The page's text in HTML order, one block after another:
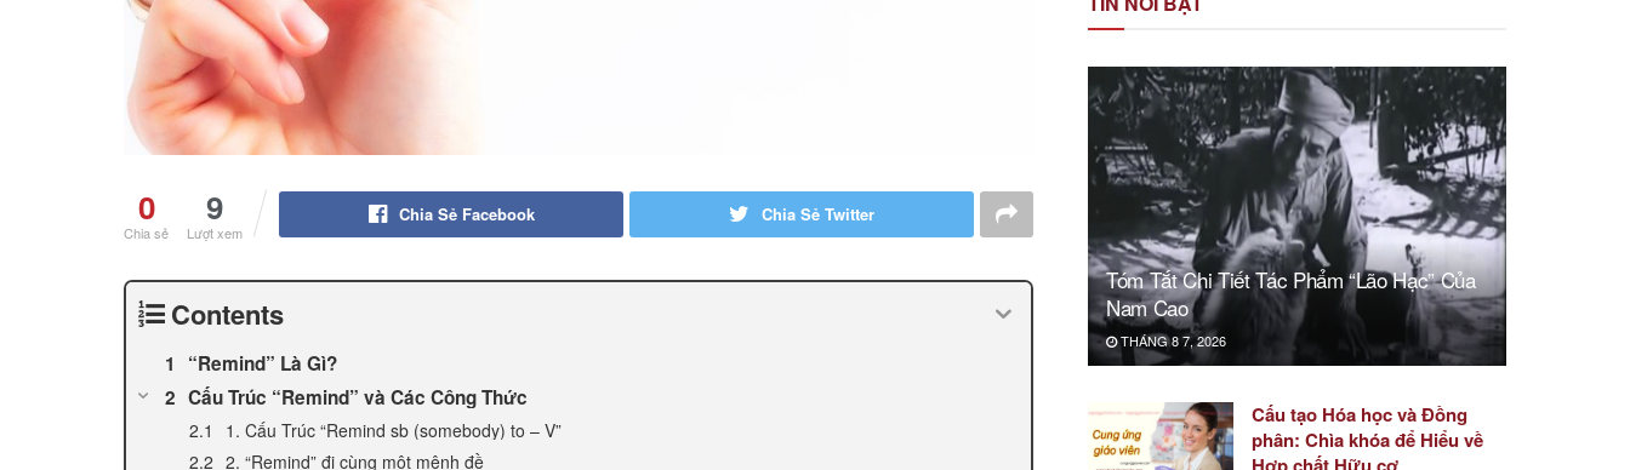
0
Chia sẻ
9
Lượt xem
Chia Sẻ Facebook Chia Sẻ Twitter
Contents
“Remind” Là Gì?
Cấu Trúc “Remind” và Các Công Thức
1. Cấu Trúc “Remind sb (somebody) to – V”
2. “Remind” đi cùng một mệnh đề
Tóm Tắt Chi Tiết Tác Phẩm “Lão Hạc” Của
Nam Cao
THÁNG 8 7, 2026
Cấu tạo Hóa học và Đồng
phân: Chìa khóa để Hiểu về